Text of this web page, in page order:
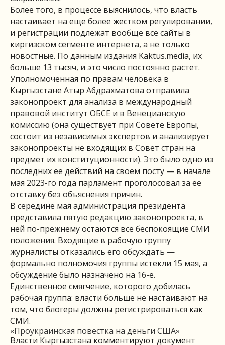
Более того, в процессе выяснилось, что власть
настаивает на еще более жестком регулировании,
и регистрации подлежат вообще все сайты в
киргизском сегменте интернета, а не только
новостные. По данным издания Kaktus.media, их
больше 13 тысяч, и это число постоянно растет.
Уполномоченная по правам человека в
Кыргызстане Атыр Абдрахматова отправила
законопроект для анализа в международный
правовой институт ОБСЕ и в Венецианскую
комиссию (она существует при Совете Европы,
состоит из независимых экспертов и анализирует
законопроекты не входящих в Совет стран на
предмет их конституционности). Это было одно из
последних ее действий на своем посту — в начале
мая 2023-го года парламент проголосовал за ее
отставку без объяснения причин.
В середине мая администрация президента
представила пятую редакцию законопроекта, в
ней по-прежнему остаются все беспокоящие СМИ
положения. Входящие в рабочую группу
журналисты отказались его обсуждать —
формально полномочия группы истекли 15 мая, а
обсуждение было назначено на 16-е.
Единственное смягчение, которого добилась
рабочая группа: власти больше не настаивают на
том, что блогеры должны регистрироваться как
СМИ.
«Проукраинская повестка на деньги США»
Власти Кыргызстана комментируют документ